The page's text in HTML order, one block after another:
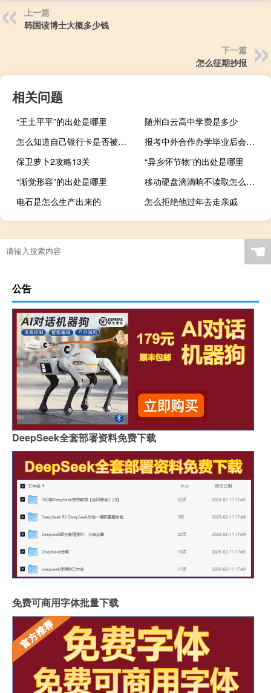
上一篇
韩国读博士大概多少钱
下一篇
怎么征期抄报
相关问题
“王土平平”的出处是哪里
随州白云高中学费是多少
怎么知道自己银行卡是否被冻结
报考中外合作办学毕业后会有学历加持吗
保卫萝卜2攻略13关
“异乡怀节物”的出处是哪里
“渐觉形容”的出处是哪里
移动硬盘滴滴响不读取怎么回事（移动硬盘滴滴响不读取）
电石是怎么生产出来的
怎么拒绝他过年去走亲戚
☚
公告
DeepSeek全套部署资料免费下载
免费可商用字体批量下载